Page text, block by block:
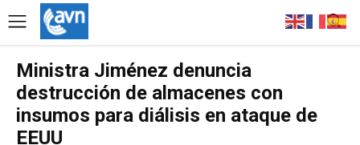
Ministra Jiménez denuncia
destrucción de almacenes con
insumos para diálisis en ataque de
EEUU